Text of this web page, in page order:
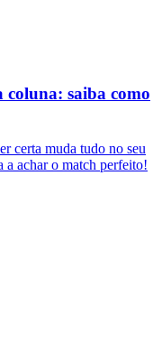
saiba como
certa muda tudo no seu
a achar o match perfeito!